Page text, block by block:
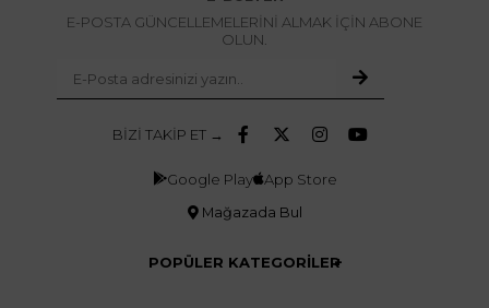
E-POSTA GÜNCELLEMELERİNİ ALMAK İÇİN ABONE
OLUN.
BİZİ TAKİP ET →
Google Play App Store
Mağazada Bul
POPÜLER KATEGORİLER